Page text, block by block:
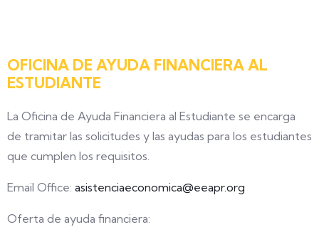
OFICINA DE AYUDA FINANCIERA AL
ESTUDIANTE
La Oficina de Ayuda Financiera al Estudiante se encarga
de tramitar las solicitudes y las ayudas para los estudiantes
que cumplen los requisitos.
Email Office: asistenciaeconomica@eeapr.org
Oferta de ayuda financiera: